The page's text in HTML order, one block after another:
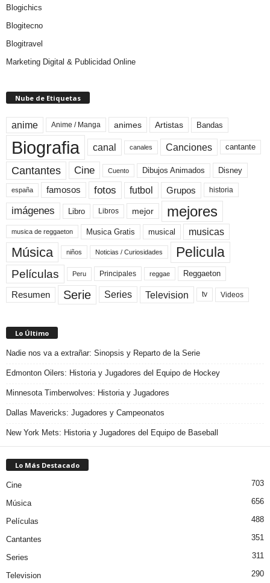
Blogichics
Blogitecno
Blogitravel
Marketing Digital & Publicidad Online
Nube de Etiquetas
anime Anime / Manga animes Artistas Bandas
Biografia canal canales Canciones cantante
Cantantes Cine Cuento Dibujos Animados Disney
españa famosos fotos futbol Grupos historia
imágenes Libro Libros mejor mejores
musica de reggaeton Musica Gratis musical musicas
Música niños Noticias / Curiosidades Pelicula
Películas Peru Principales reggae Reggaeton
Resumen Serie Series Television tv Videos
Lo Último
Nadie nos va a extrañar: Sinopsis y Reparto de la Serie
Edmonton Oilers: Historia y Jugadores del Equipo de Hockey
Minnesota Timberwolves: Historia y Jugadores
Dallas Mavericks: Jugadores y Campeonatos
New York Mets: Historia y Jugadores del Equipo de Baseball
Lo Más Destacado
Cine 703
Música 656
Películas 488
Cantantes 351
Series 311
Television 290